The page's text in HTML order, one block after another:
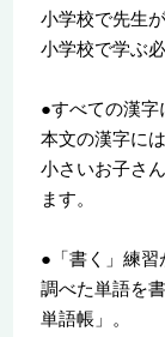
小学校で先生
小学校で学ぶ
●すべての漢字
本文の漢字に
小さいお子さ
ます。
●「書く」練習
調べた単語を
単語帳」。